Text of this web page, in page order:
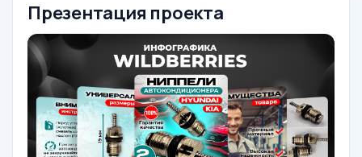
Презентация проекта